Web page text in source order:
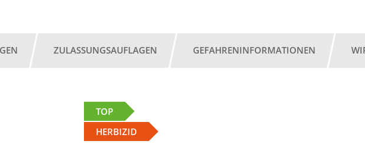
ZULASSUNGSAUFLAGEN GEFAHRENINFORMATIONEN
TOP
HERBIZID